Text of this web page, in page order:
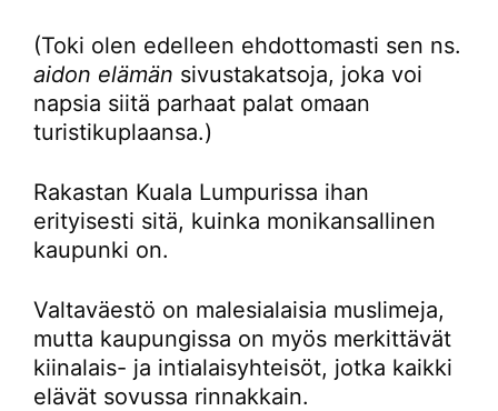
(Toki olen edelleen ehdottomasti sen ns.
aidon elämän sivustakatsoja, joka voi
napsia siitä parhaat palat omaan
turistikuplaansa.)
Rakastan Kuala Lumpurissa ihan
erityisesti sitä, kuinka monikansallinen
kaupunki on.
Valtaväestö on malesialaisia muslimeja,
mutta kaupungissa on myös merkittävät
kiinalais- ja intialaisyhteisöt, jotka kaikki
elävät sovussa rinnakkain.